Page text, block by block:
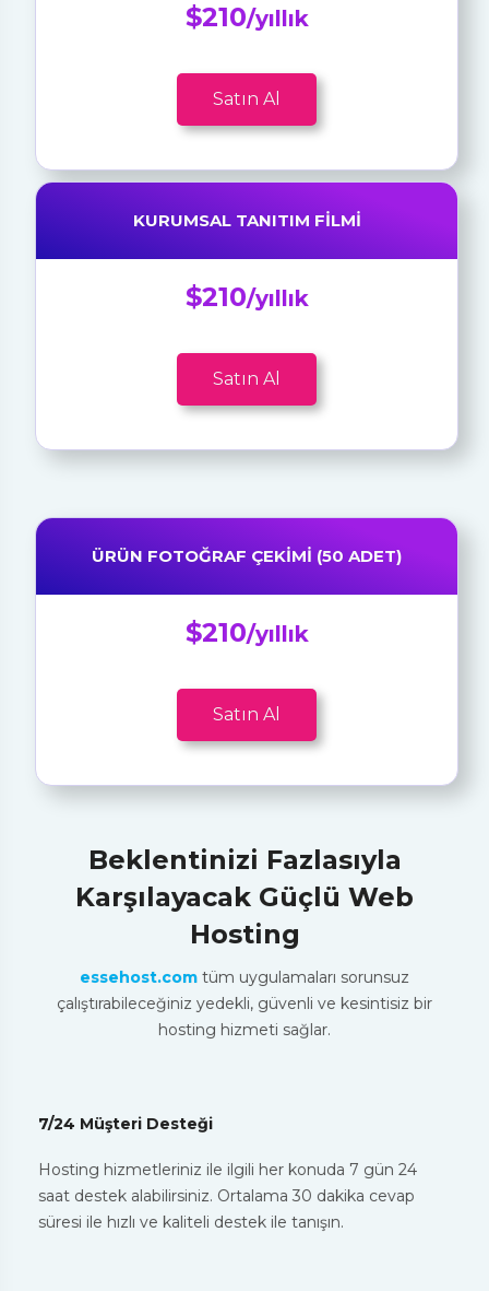
$210/yıllık
Satın Al
KURUMSAL TANITIM FILMI
$210/yıllık
Satın Al
ÜRÜN FOTOĞRAF ÇEKIMI (50 ADET)
$210/yıllık
Satın Al
Beklentinizi Fazlasıyla
Karşılayacak Güçlü Web
Hosting
essehost.com tüm uygulamaları sorunsuz
çalıştırabileceğiniz yedekli, güvenli ve kesintisiz bir
hosting hizmeti sağlar.
7/24 Müşteri Desteği
Hosting hizmetleriniz ile ilgili her konuda 7 gün 24
saat destek alabilirsiniz. Ortalama 30 dakika cevap
süresi ile hızlı ve kaliteli destek ile tanışın.